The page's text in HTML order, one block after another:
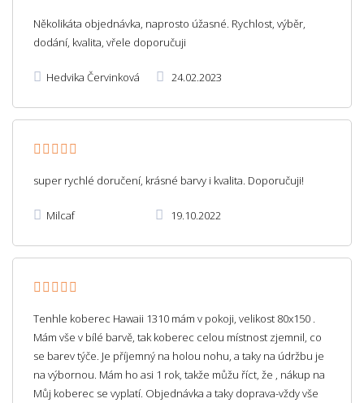
Několikáta objednávka, naprosto úžasné. Rychlost, výběr,
dodání, kvalita, vřele doporučuji
Hedvika Červinková 24.02.2023
super rychlé doručení, krásné barvy i kvalita. Doporučuji!
Milcaf 19.10.2022
Tenhle koberec Hawaii 1310 mám v pokoji, velikost 80x150 .
Mám vše v bílé barvě, tak koberec celou místnost zjemnil, co
se barev týče. Je příjemný na holou nohu, a taky na údržbu je
na výbornou. Mám ho asi 1 rok, takže můžu říct, že , nákup na
Můj koberec se vyplatí. Objednávka a taky doprava-vždy vše